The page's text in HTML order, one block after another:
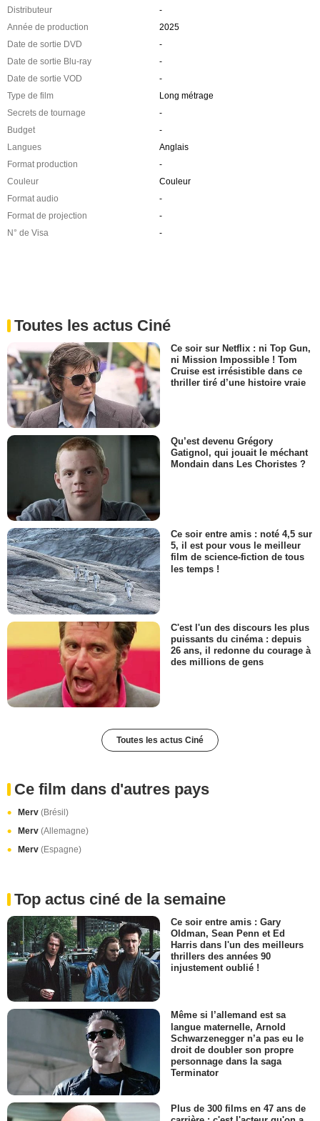
Distributeur
-
Année de production
2025
Date de sortie DVD
-
Date de sortie Blu-ray
-
Date de sortie VOD
-
Type de film
Long métrage
Secrets de tournage
-
Budget
-
Langues
Anglais
Format production
-
Couleur
Couleur
Format audio
-
Format de projection
-
N° de Visa
-
Toutes les actus Ciné
Ce soir sur Netflix : ni Top Gun,
ni Mission Impossible ! Tom
Cruise est irrésistible dans ce
thriller tiré d’une histoire vraie
Qu’est devenu Grégory
Gatignol, qui jouait le méchant
Mondain dans Les Choristes ?
Ce soir entre amis : noté 4,5 sur
5, il est pour vous le meilleur
film de science-fiction de tous
les temps !
C'est l'un des discours les plus
puissants du cinéma : depuis
26 ans, il redonne du courage à
des millions de gens
Toutes les actus Ciné
Ce film dans d'autres pays
Merv (Brésil)
Merv (Allemagne)
Merv (Espagne)
Top actus ciné de la semaine
Ce soir entre amis : Gary
Oldman, Sean Penn et Ed
Harris dans l'un des meilleurs
thrillers des années 90
injustement oublié !
Même si l’allemand est sa
langue maternelle, Arnold
Schwarzenegger n’a pas eu le
droit de doubler son propre
personnage dans la saga
Terminator
Plus de 300 films en 47 ans de